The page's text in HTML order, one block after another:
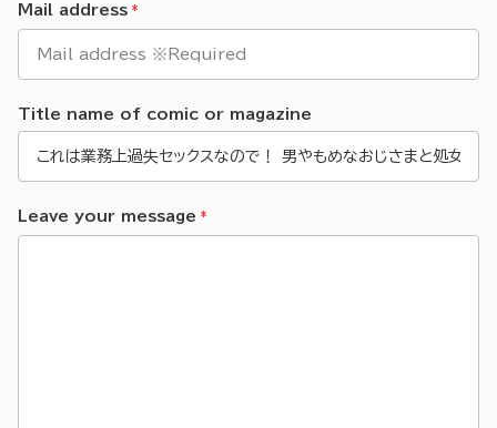
Mail address
Title name of comic or magazine
Leave your message